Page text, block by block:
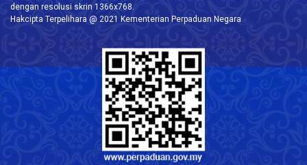
dengan resolusi skrin 1366x768.
Hakcipta Terpelihara @ 2021 Kementerian Perpaduan Negara